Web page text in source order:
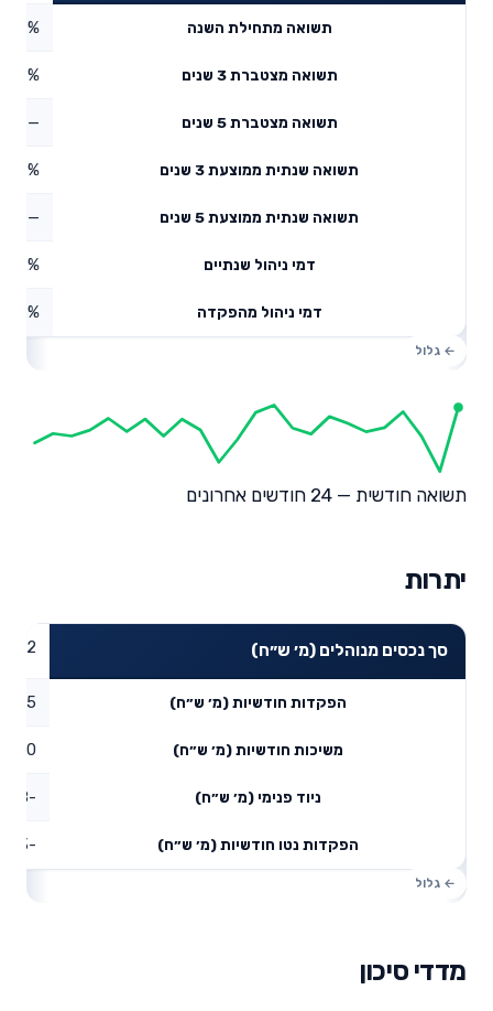
תשואה מתחילת השנה
תשואה מצטברת 3 שנים
תשואה מצטברת 5 שנים —
תשואה שנתית ממוצעת 3 שנים
תשואה שנתית ממוצעת 5 שנים —
דמי ניהול שנתיים
דמי ניהול מהפקדה
תשואה חודשית — 24 חודשים אחרונים
יתרות
סך נכסים מנוהלים (מ׳ ש״ח)
הפקדות חודשיות (מ׳ ש״ח) 0.05
משיכות חודשיות (מ׳ ש״ח) 0
ניוד פנימי (מ׳ ש״ח) -0.08
הפקדות נטו חודשיות (מ׳ ש״ח) -0.03
מדדי סיכון